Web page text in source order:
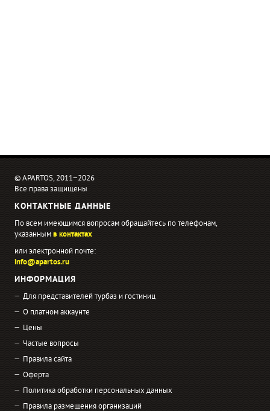
© APARTOS, 2011−2026
Все права защищены
КОНТАКТНЫЕ ДАННЫЕ
По всем имеющимся вопросам обращайтесь по телефонам,
указаннымв контактах
или электронной почте:
info@apartos.ru
ИНФОРМАЦИЯ
Для представителей турбаз и гостиниц
О платном аккаунте
Цены
Частые вопросы
Правила сайта
Оферта
Политика обработки персональных данных
Правила размещения организаций